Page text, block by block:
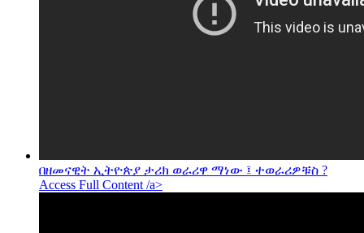
በዘመናዊት ኢትዮጵያ ታሪክ ወራሪዋ ማነው ፤ ተወራሪዎቹስ ?
Access Full Content /a>